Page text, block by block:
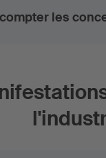
les